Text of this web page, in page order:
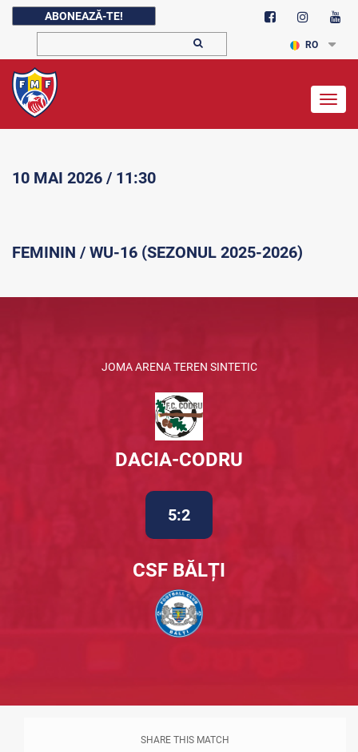
ABONEAZĂ-TE!
RO
10 MAI 2026 / 11:30
FEMININ / WU-16 (SEZONUL 2025-2026)
JOMA ARENA TEREN SINTETIC
DACIA-CODRU
5:2
CSF BĂLȚI
SHARE THIS MATCH